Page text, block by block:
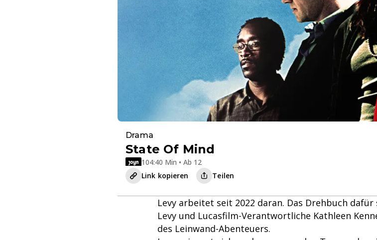
Drama
State Of Mind
104:40 Min • Ab 12
Link kopieren
Teilen
Levy arbeitet seit 2022 daran. Das Drehbuch
Levy und Lucasfilm-Verantwortliche Kathleen
des Leinwand-Abenteuers.